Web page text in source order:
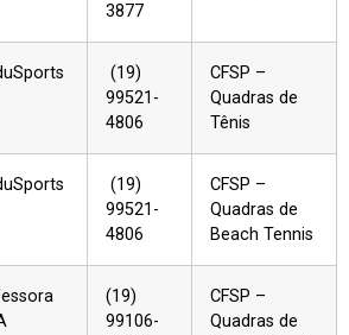
3877
(19)
99521-
4806
CFSP –
Quadras de
Tênis
(19)
99521-
4806
CFSP –
Quadras de
Beach Tennis
(19)
99106-
CFSP –
Quadras de